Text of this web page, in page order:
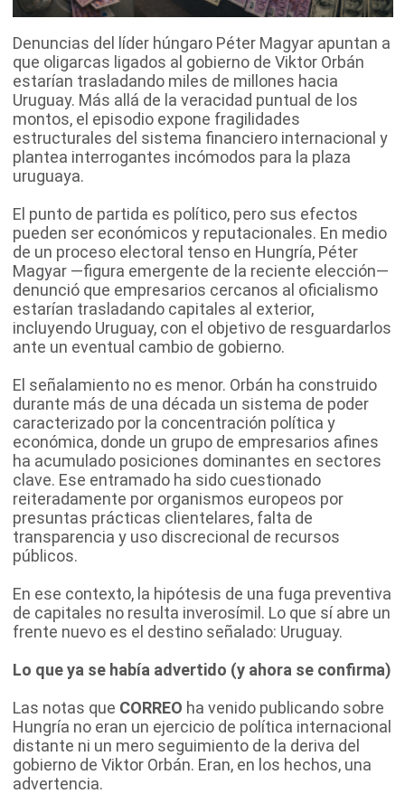
Denuncias del líder húngaro Péter Magyar apuntan a
que oligarcas ligados al gobierno de Viktor Orbán
estarían trasladando miles de millones hacia
Uruguay. Más allá de la veracidad puntual de los
montos, el episodio expone fragilidades
estructurales del sistema financiero internacional y
plantea interrogantes incómodos para la plaza
uruguaya.
El punto de partida es político, pero sus efectos
pueden ser económicos y reputacionales. En medio
de un proceso electoral tenso en Hungría, Péter
Magyar —figura emergente de la reciente elección—
denunció que empresarios cercanos al oficialismo
estarían trasladando capitales al exterior,
incluyendo Uruguay, con el objetivo de resguardarlos
ante un eventual cambio de gobierno.
El señalamiento no es menor. Orbán ha construido
durante más de una década un sistema de poder
caracterizado por la concentración política y
económica, donde un grupo de empresarios afines
ha acumulado posiciones dominantes en sectores
clave. Ese entramado ha sido cuestionado
reiteradamente por organismos europeos por
presuntas prácticas clientelares, falta de
transparencia y uso discrecional de recursos
públicos.
En ese contexto, la hipótesis de una fuga preventiva
de capitales no resulta inverosímil. Lo que sí abre un
frente nuevo es el destino señalado: Uruguay.
Lo que ya se había advertido (y ahora se confirma)
Las notas que CORREO ha venido publicando sobre
Hungría no eran un ejercicio de política internacional
distante ni un mero seguimiento de la deriva del
gobierno de Viktor Orbán. Eran, en los hechos, una
advertencia.